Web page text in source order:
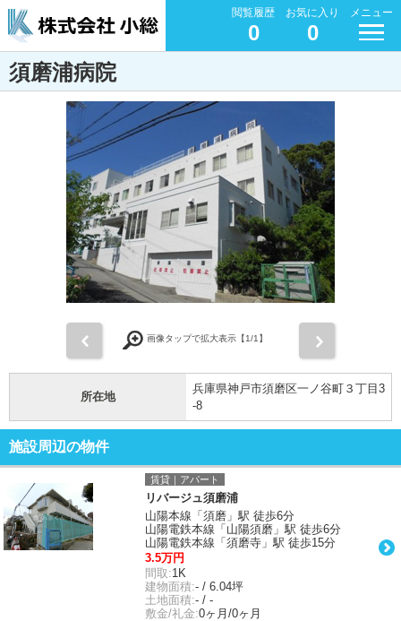
閲覧履歴
0
お気に入り
0
メニュー
須磨浦病院
画像タップで拡大表示【1/1】
所在地
兵庫県神戸市須磨区一ノ谷町３丁目3
-8
施設周辺の物件
賃貸｜アパート
リバージュ須磨浦
山陽本線「須磨」駅 徒歩6分
山陽電鉄本線「山陽須磨」駅 徒歩6分
山陽電鉄本線「須磨寺」駅 徒歩15分
3.5万円
間取:1K
建物面積:- / 6.04坪
土地面積:- / -
敷金/礼金:0ヶ月/0ヶ月